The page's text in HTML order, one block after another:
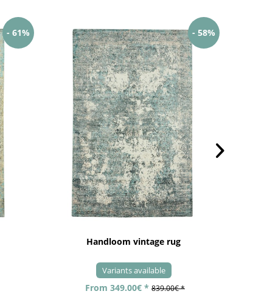
- 61% - 58%
Handloom vintage rug
Variants available
From 349.00€ * 839.00€ *